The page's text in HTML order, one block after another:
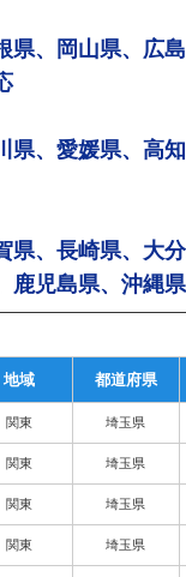
県、岡山県、広
県、愛媛県、高
県、長崎県、大
鹿児島県、沖縄
地域 都道府県
関東 埼玉県
関東 埼玉県
関東 埼玉県
関東 埼玉県